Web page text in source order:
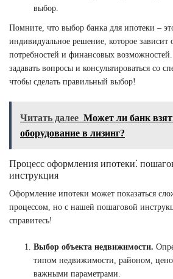
выбор.
Помните, что выбор банка для ипотеки –
индивидуальное решение, которое зависит
потребностей и финансовых
задавать вопросы и консультироваться со
чтобы сделать правильный выбор!
Читать далее Может ли банк
оборудование в лизинг?
Процесс оформления ипотеки⁚
инструкция
Оформление ипотеки может показаться
процессом, но с нашей пошаговой
справитесь!
Выбор объекта недвижимости.
типом недвижимости, районом,
важными параметрами.